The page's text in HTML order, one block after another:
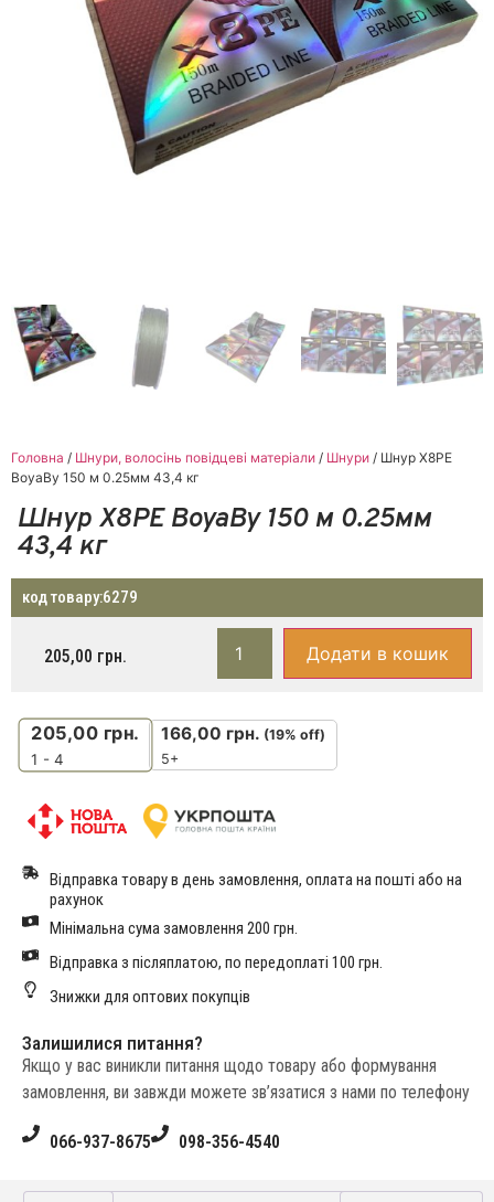
Головна / Шнури, волосінь повідцеві матеріали / Шнури / Шнур X8PE
BoyaBy 150 м 0.25мм 43,4 кг
Шнур X8PE BoyaBy 150 м 0.25мм
43,4 кг
код товару:6279
205,00 грн. Додати в кошик
205,00 грн.
1 - 4
166,00 грн. (19% off)
5+
Відправка товару в день замовлення, оплата на пошті або на
рахунок
Мінімальна сума замовлення 200 грн.
Відправка з післяплатою, по передоплаті 100 грн.
Знижки для оптових покупців
Залишилися питання?
Якщо у вас виникли питання щодо товару або формування
замовлення, ви завжди можете зв’язатися з нами по телефону
066-937-8675 098-356-4540